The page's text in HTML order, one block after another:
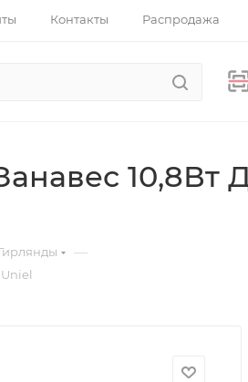
Контакты Распродажа
10,8Вт
—